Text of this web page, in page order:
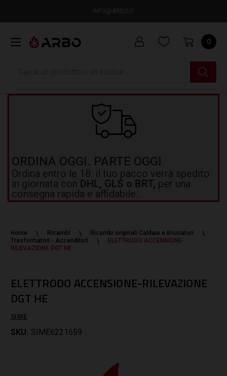
INFO@ARBO.IT
0
ORDINA OGGI. PARTE OGGI
Ordina entro le 18: il tuo pacco verrà spedito
in giornata con DHL, GLS o BRT, per una
consegna rapida e affidabile.
Home Ricambi
Ricambi originali Caldaie e Bruciatori
Trasformatori - Accenditori
ELETTRODO ACCENSIONE-
RILEVAZIONE DGT HE
ELETTRODO ACCENSIONE-RILEVAZIONE
DGT HE
SIME
SKU: SIME6221659